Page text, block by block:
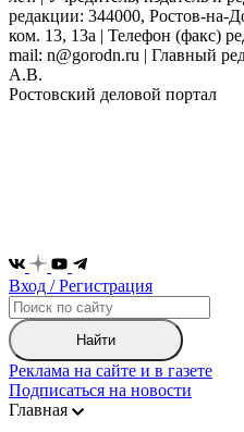
редакции: 344000, Ростов-на-
ком. 13, 13а | Телефон (факс)
mail: n@gorodn.ru | Главный
А.В.
Ростовский деловой портал
Вход / Регистрация
Найти
Реклама на сайте и в газете
Подписаться на новости
Главная